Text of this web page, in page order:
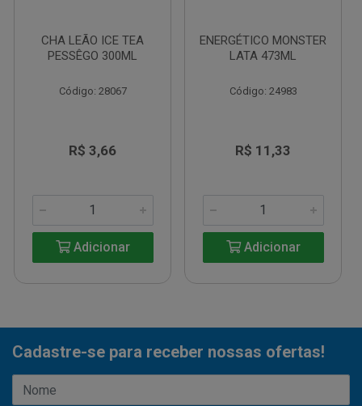
CHA LEÃO ICE TEA
PESSÊGO 300ML
Código: 28067
R$ 3,66
Adicionar
ENERGÉTICO MONSTER
LATA 473ML
Código: 24983
R$ 11,33
Adicionar
Cadastre-se para receber nossas ofertas!